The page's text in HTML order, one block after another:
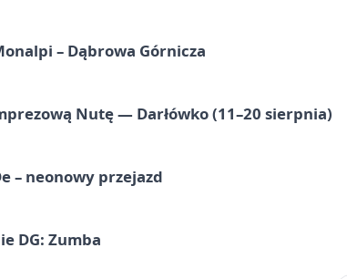
– Dąbrowa Górnicza
Nutę — Darłówko (11–20 sierpnia)
– neonowy przejazd
DG: Zumba